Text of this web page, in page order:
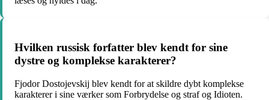
Hvilken russisk forfatter blev kendt for sine
dystre og komplekse karakterer?
Fjodor Dostojevskij blev kendt for at skildre dybt komplekse
karakterer i sine værker som Forbrydelse og straf og Idioten.